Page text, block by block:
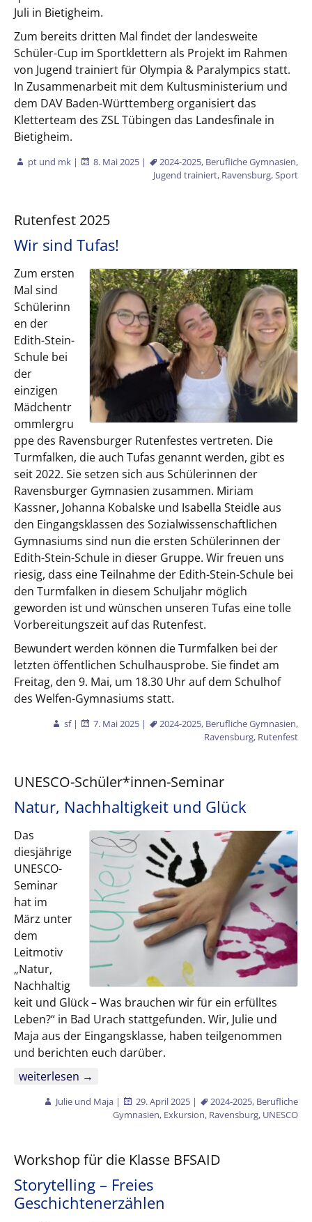
Juli in Bietigheim.
Zum bereits dritten Mal findet der landesweite
Schüler-Cup im Sportklettern als Projekt im Rahmen
von Jugend trainiert für Olympia & Paralympics statt.
In Zusammenarbeit mit dem Kultusministerium und
dem DAV Baden-Württemberg organisiert das
Kletterteam des ZSL Tübingen das Landesfinale in
Bietigheim.
pt und mk | 8. Mai 2025 | 2024-2025, Berufliche Gymnasien,
Jugend trainiert, Ravensburg,Sport
Rutenfest 2025
Wir sind Tufas!
Zum ersten
Mal sind
Schülerinn
en der
Edith-Stein-
Schule bei
der
einzigen
Mädchentr
ommlergru
ppe des Ravensburger Rutenfestes vertreten. Die
Turmfalken, die auch Tufas genannt werden, gibt es
seit 2022. Sie setzen sich aus Schülerinnen der
Ravensburger Gymnasien zusammen. Miriam
Kassner, Johanna Kobalske und Isabella Steidle aus
den Eingangsklassen des Sozialwissenschaftlichen
Gymnasiums sind nun die ersten Schülerinnen der
Edith-Stein-Schule in dieser Gruppe. Wir freuen uns
riesig, dass eine Teilnahme der Edith-Stein-Schule bei
den Turmfalken in diesem Schuljahr möglich
geworden ist und wünschen unseren Tufas eine tolle
Vorbereitungszeit auf das Rutenfest.
Bewundert werden können die Turmfalken bei der
letzten öffentlichen Schulhausprobe. Sie findet am
Freitag, den 9. Mai, um 18.30 Uhr auf dem Schulhof
des Welfen-Gymnasiums statt.
sf| 7. Mai 2025 | 2024-2025, Berufliche Gymnasien,
Ravensburg, Rutenfest
UNESCO-Schüler*innen-Seminar
Natur, Nachhaltigkeit und Glück
Das
diesjährige
UNESCO-
Seminar
hat im
März unter
dem
Leitmotiv
„Natur,
Nachhaltig
keit und Glück – Was brauchen wir für ein erfülltes
Leben?“ in Bad Urach stattgefunden. Wir, Julie und
Maja aus der Eingangsklasse, haben teilgenommen
und berichten euch darüber.
Natur, Nachhaltigkeit und Glück
weiterlesen →
Julie und Maja | 29. April 2025 | 2024-2025, Berufliche
Gymnasien, Exkursion, Ravensburg, UNESCO
Workshop für die Klasse BFSAID
Storytelling – Freies
Geschichtenerzählen